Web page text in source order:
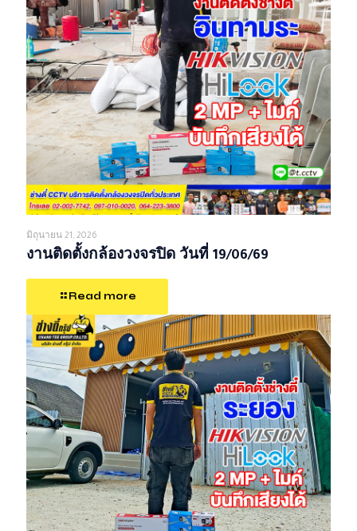
มิถุนายน 21, 2026
งานติดตั้งกล้องวงจรปิด วันที่ 19/06/69
Read more